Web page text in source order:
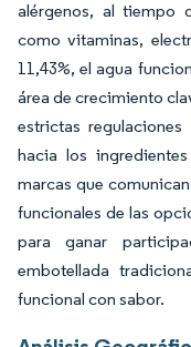
alérgenos, al tiempo
como vitaminas,
11,43%, el agua
área de crecimiento
estrictas
hacia los
marcas que
funcionales de las
para ganar
embotellada
funcional con sabor.